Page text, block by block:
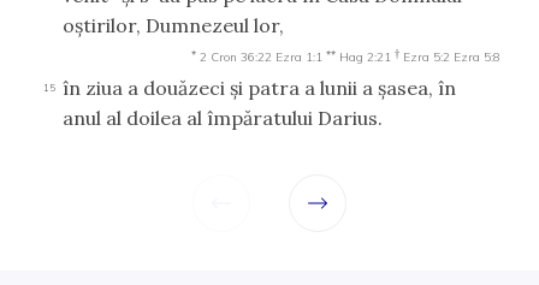
oştirilor, Dumnezeul lor,
* 2 Cron 36:22 Ezra 1:1 ** Hag 2:21 † Ezra 5:2 Ezra 5:8
15 în ziua a douăzeci şi patra a lunii a şasea, în
anul al doilea al împăratului Darius.